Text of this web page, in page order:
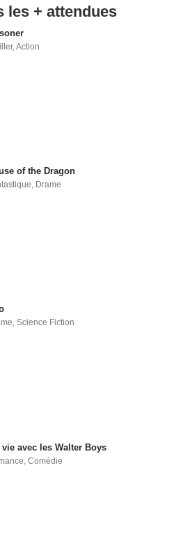
les + attendues
,Action
of the Dragon
, Drame
,Science Fiction
vie avec les Walter Boys
,Comédie